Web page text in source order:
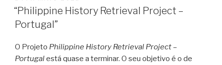
ON
“Philippine History Retrieval Project –
Portugal”
O Projeto Philippine History Retrieval Project –
Portugalestá quase a terminar. O seu objetivo é o de